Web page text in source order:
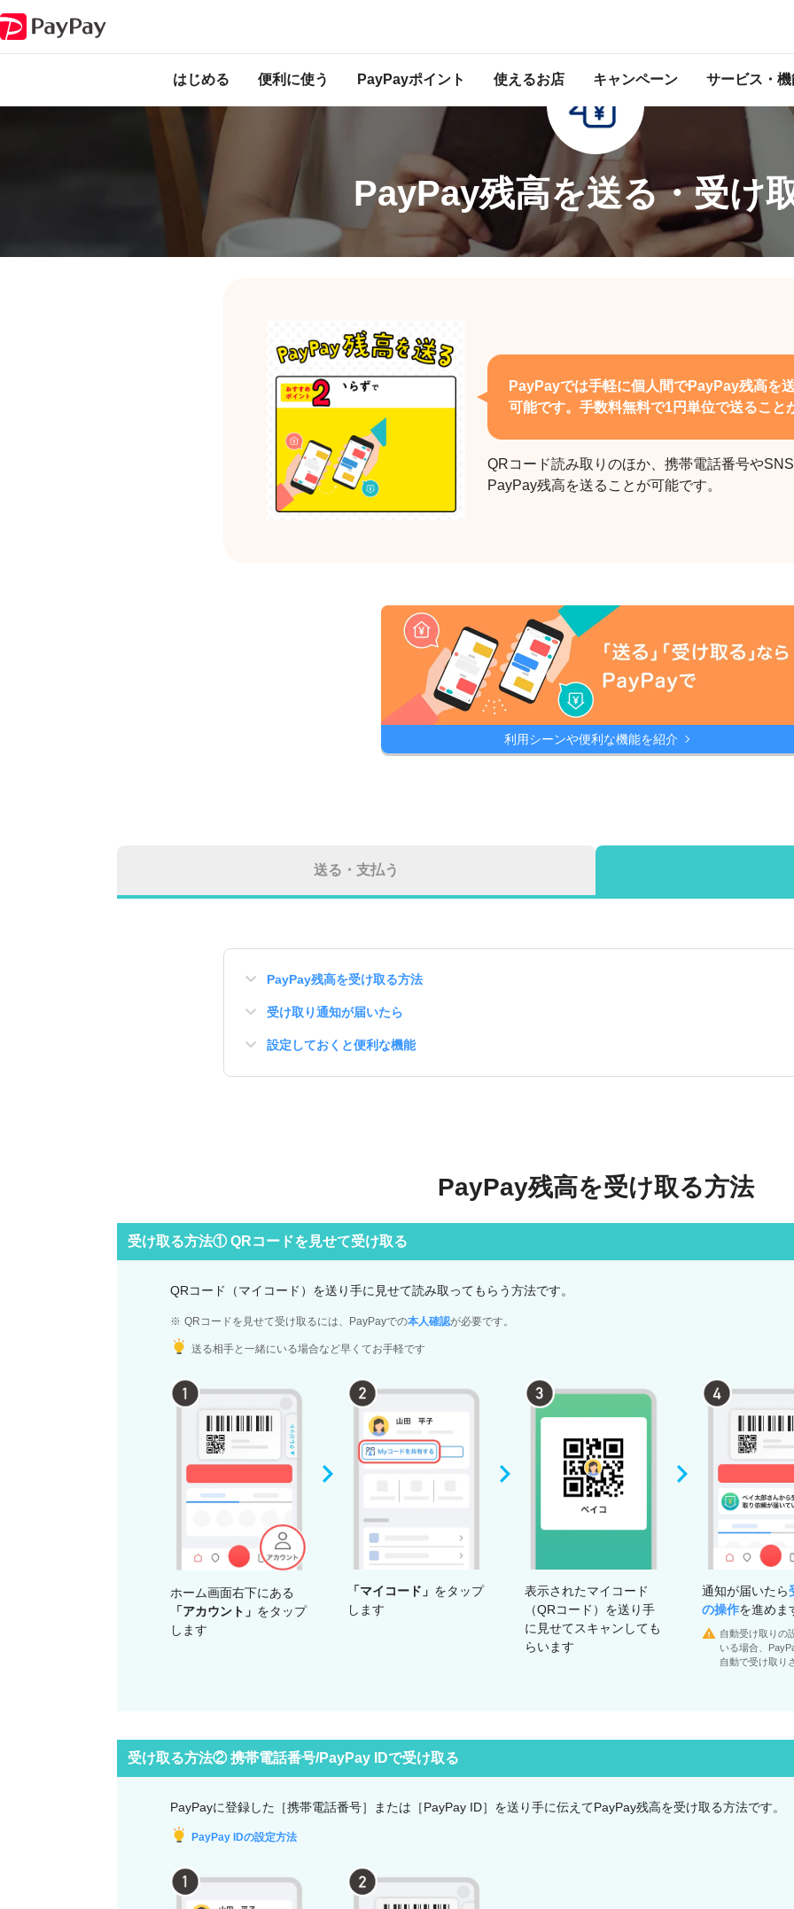
はじめる 便利に使う PayPayポイント 使えるお店 キャンペーン サービス・
PayPay残高を送る・受け
PayPayでは手軽に個人間でPayPay残高を
可能です。手数料無料で1円単位で送ること
QRコード読み取りのほか、携帯電話番号や
PayPay残高を送ることが可能です。
利用シーンや便利な機能を紹介
送る・支払う
PayPay残高を受け取る方法
受け取り通知が届いたら
設定しておくと便利な機能
PayPay残高を受け取る方法
受け取る方法① QRコードを見せて受け取る
QRコード（マイコード）を送り手に見せて読み取ってもらう方法です。
QRコードを見せて受け取るには、PayPayでの本人確認が必要です。
送る相手と一緒にいる場合など早くてお手軽です
ホーム画面右下にある
「アカウント」 をタップ
します
「マイコード」 をタップ
します
表示されたマイコード
（QRコード）を送り手
に見せてスキャンしても
らいます
通知が届いたら
の操作を進めま
自動受け取りの
いる場合、
自動で受け取り
受け取る方法② 携帯電話番号/PayPay IDで受け取る
PayPayに登録した［携帯電話番号］または［PayPay ID］を送り手に伝えてPayPay残高を受け取る方法です。
PayPay IDの設定方法